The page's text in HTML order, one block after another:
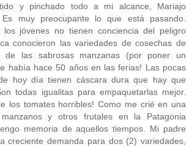
y pinchado todo a mi alcance, Mariajo
Es muy preocupante lo que está pasando.
los jóvenes no tienen conciencia del peligro
conocieron las variedades de cosechas de
de las sabrosas manzanas (por poner un
había hace 50 años en las ferias! Las pocas
hoy día tienen cáscara dura que hay que
todas igualitas para empaquetarlas mejor.
los tomates horribles! Como me crié en una
y otros frutales en la Patagonia
memoria de aquellos tiempos. Mi padre
creciente demanda para dos (2) variedades,